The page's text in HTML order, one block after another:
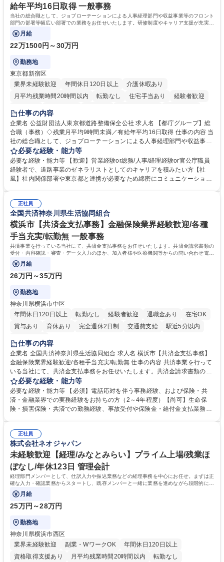
給年平均16日取得 一般事務
当社の総合職として、ジョブローテーションによる人事経理部門や収益事業等のフロント
部門の部署等幅広い部署での業務をお任せいたします。研修制度やキャリア支援が充実し
ております！ ※下記業務詳細
月給
22万1500円～30万円
勤務地
東京都新宿区
業界未経験歓迎
年間休日120日以上
介護休暇あり
月平均残業時間20時間以内
転勤なし 住宅手当あり
経験者歓迎
研修あり
退職金あり
駅近5分以内
資格取得手当あり 食事補助あり
仕事の内容
企業名 公益財団法人東京都道路整備保全公社 求人名 【都庁グループ】総
合職（事務）◇残業月平均9時間未満／有給年平均16日取得 仕事の内容 当
社の総合職として、ジョブローテーションによる人事経理部門や収益事業
等のフロント部門の部署等幅広い部署での業務をお任せいたします。研修
制度やキャリア支援が充実しております！ ※下記業務詳細 【業務詳細】■
管理部門：広報、人事、経理など当公社の運営に係る管理業務 ■収益部
門：駐車場の新規開拓、管理運営、新宿駅西口広場の「イベントコーナ
道路施設や道路工事現場の見学ツアー事業 ※入社後は上記いずれかの部門
へ配属。※業務内容変更の範囲：会社の定める業務 募集職種 【都庁グル
ープ】総合職（事務）◇残業月平均9時間未満／有給年平均16日取得
必要な経験・能力等
必要な経験・能力等 【歓迎】営業経験or総務/人事/経理経験or官公庁職員
経験者で、道路事業のゼネラリストとしてのキャリアを積みたい方【社
風】社内関係部署や東京都と連携が必要なため綿密にコミュニケーション
部門など多岐に渡る業務を経験できます。 ■様々なプロジェクト：駐車場
事業の他、新宿駅西口広場内に設置された照明を兼ねた広告「ブライトサ
イン」の管理運営を行うなど、事業収益を生み出す活動を積極的に行って
います。 学歴・資格 学歴：大学院 大学 高専 短大 専修学校 高校 語学力：
資格：
正社員
全国共済神奈川県生活協同組合
横浜市【共済金支払事務】金融保険業界経験歓迎/各種
手当充実/転勤無 一般事務
共済事業を行っている当社にて、共済金支払事務をお任せいたします。共済金請求書類の
受付・内容確認・審査・データ入力のほか、加入者様や医療機関等からの問い合わせ電話
対応や書類発送等を担当します。
月給
26万円～35万円
勤務地
神奈川県横浜市中区
年間休日120日以上
転勤なし 経験者歓迎 退職金あり
在宅OK
賞与あり
育休あり 完全週休2日制 交通費支給
駅近5分以内
土日祝休み
仕事の内容
企業名 全国共済神奈川県生活協同組合 求人名 横浜市【共済金支払事務】
金融保険業界経験歓迎/各種手当充実/転勤無 仕事の内容 共済事業を行って
いる当社にて、共済金支払事務をお任せいたします。共済金請求書類の受
付・内容確認・審査・データ入力のほか、加入者様や医療機関等からの問
い合わせ電話対応や書類発送等を担当します。 ■共済金請求書類の受付、
内容確認、および共済金支払に関する審査・事務処理業務全般を担当 ■専
用システムへのデータ入力、各種必要書類の作成・発送作業 ■加入者様や
指定する業務 募集職種 横浜市【共済金支払事務】金融保険業界経験歓迎/
各種手当充実/転勤無
必要な経験・能力等
必要な経験・能力等 【必須】電話応対を伴う事務経験、および保険・共
済・金融業界での実務経験をお持ちの方（2～4年程度）【尚可】生命保
険・損害保険・共済での勤務経験、事故受付や保険金・給付金支払業務経
務へのキャリアチェンジ希望者も大歓迎です！ 学歴・資格 学歴：大学院
大学 高専 短大 専修学校 高校 語学力： 資格：
正社員
株式会社ネオジャパン
未経験歓迎【経理/みなとみらい】プライム上場/残業ほ
ぼなし/年休123日 管理会計
経理部門メンバーとして、仕訳入力や振込業務などの経理事務を中心にお任せ。まずは正
確な入力・確認業務からスタートし、既存メンバーと一緒に業務を進めながら段階的に経
理知識を身につけていただきます。
月給
25万円～28万円
勤務地
神奈川県横浜市西区
業界未経験歓迎
副業・WワークOK
年間休日120日以上
資格取得支援あり
月平均残業時間20時間以内
転勤なし